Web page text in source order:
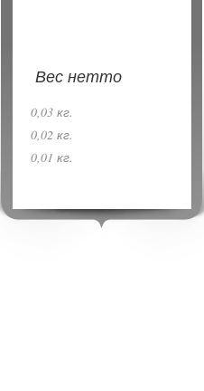
Вес нетто
0,03 кг.
0,02 кг.
0,01 кг.